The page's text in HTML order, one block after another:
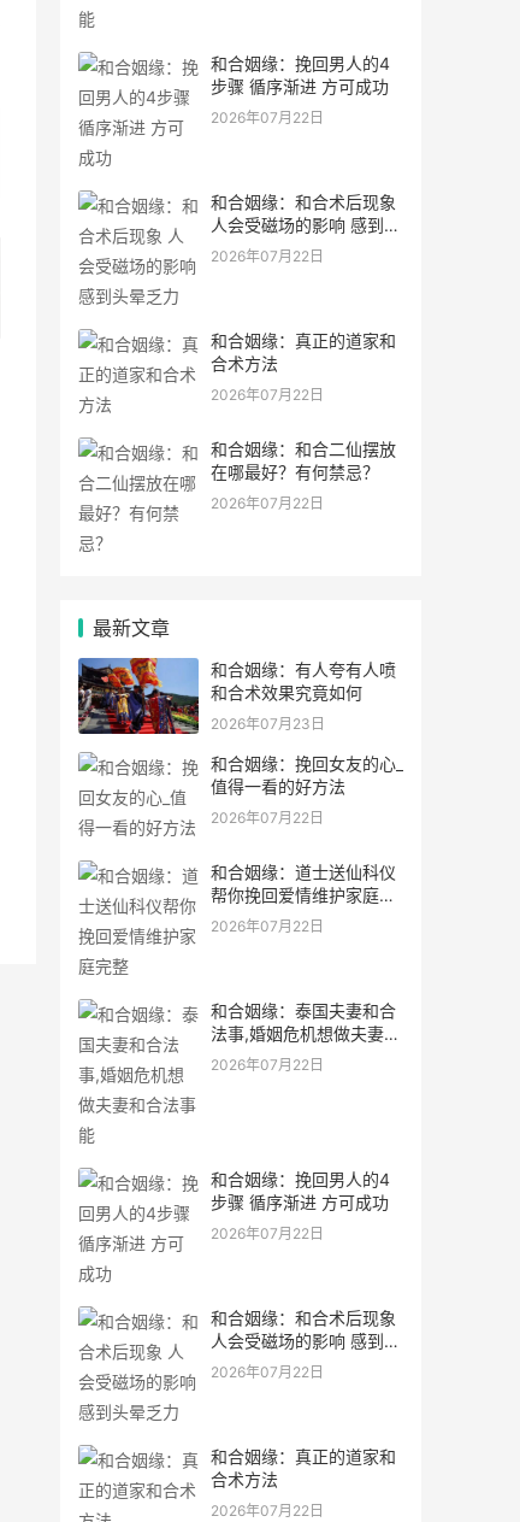
和合姻缘：挽回男人的4
步骤 循序渐进 方可成功
2026年07月22日
和合姻缘：和合术后现象
人会受磁场的影响 感到头
晕乏力
2026年07月22日
和合姻缘：真正的道家和
合术方法
2026年07月22日
和合姻缘：和合二仙摆放
在哪最好？有何禁忌？
2026年07月22日
最新文章
和合姻缘：有人夸有人喷
和合术效果究竟如何
2026年07月23日
和合姻缘：挽回女友的心_
值得一看的好方法
2026年07月22日
和合姻缘：道士送仙科仪
帮你挽回爱情维护家庭完
整
2026年07月22日
和合姻缘：泰国夫妻和合
法事,婚姻危机想做夫妻和
合法事能
2026年07月22日
和合姻缘：挽回男人的4
步骤 循序渐进 方可成功
2026年07月22日
和合姻缘：和合术后现象
人会受磁场的影响 感到头
晕乏力
2026年07月22日
和合姻缘：真正的道家和
合术方法
2026年07月22日